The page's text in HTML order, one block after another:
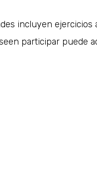
incluyen
participar puede